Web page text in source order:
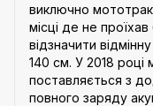
виключно
місці де не
відзначити
140 см. У 2018 році
поставляється з
повного заряду